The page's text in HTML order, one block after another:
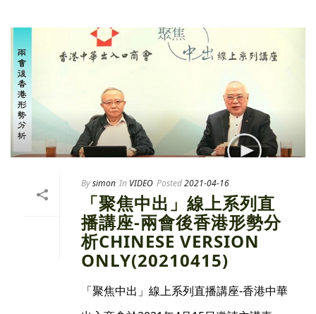
Bysimon In VIDEO Posted2021-04-16
「聚焦中出」線上系列直
播講座-兩會後香港形勢分
析CHINESE VERSION
ONLY(20210415)
「聚焦中出」線上系列直播講座-香港中華